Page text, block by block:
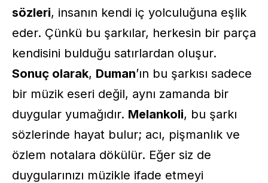
sözleri, insanın kendi iç yolculuğuna eşlik
eder. Çünkü bu şarkılar, herkesin bir parça
kendisini bulduğu satırlardan oluşur.
Sonuç olarak, Duman’ın bu şarkısı sadece
bir müzik eseri değil, aynı zamanda bir
duygular yumağıdır. Melankoli, bu şarkı
sözlerinde hayat bulur; acı, pişmanlık ve
özlem notalara dökülür. Eğer siz de
duygularınızı müzikle ifade etmeyi